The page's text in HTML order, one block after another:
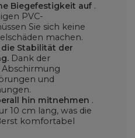
Biegefestigkeit auf .
PVC-
Sie sich keine
machen.
Stabilität der
Dank der
und
hin mitnehmen .
10 cm lang, was die
komfortabel